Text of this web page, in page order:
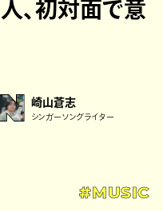
、初対面で意
崎山蒼志
シンガーソングライター
#MUSIC